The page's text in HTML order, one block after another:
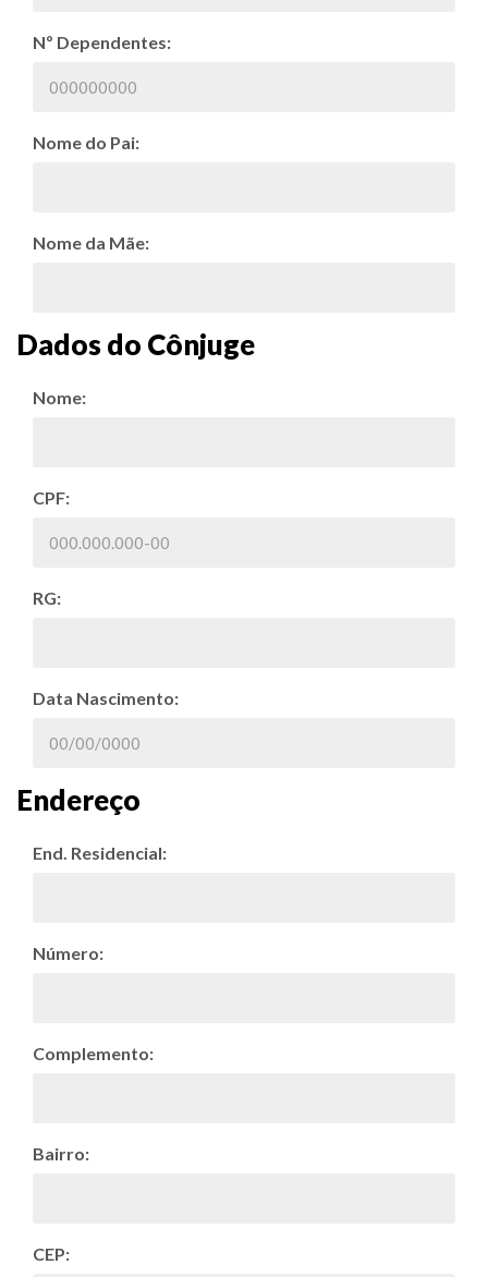
Nº Dependentes:
Nome do Pai:
Nome da Mãe:
Dados do Cônjuge
Nome:
CPF:
RG:
Data Nascimento:
Endereço
End. Residencial:
Número:
Complemento:
Bairro:
CEP: